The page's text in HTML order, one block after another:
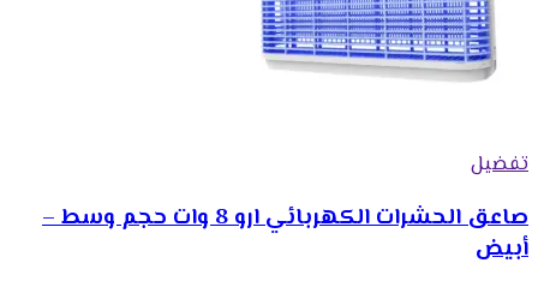
تفضيل
صاعق الحشرات الكهربائي ارو 8 وات حجم وسط –
أبيض